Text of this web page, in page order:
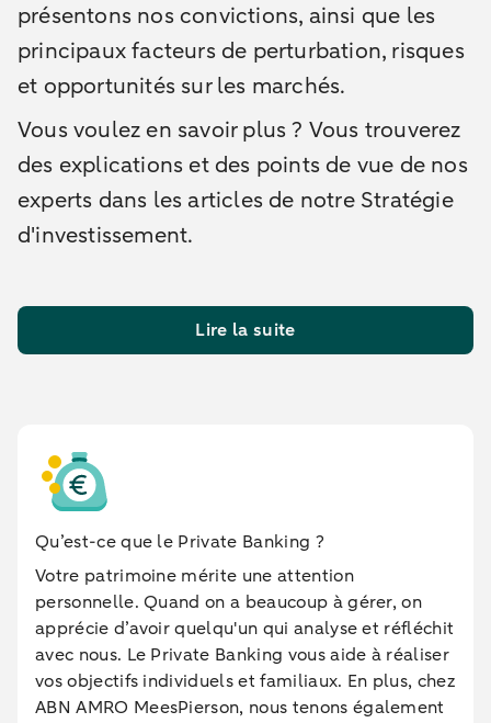
présentons nos convictions, ainsi que les
principaux facteurs de perturbation, risques
et opportunités sur les marchés.
Vous voulez en savoir plus ? Vous trouverez
des explications et des points de vue de nos
experts dans les articles de notre Stratégie
d'investissement.
Lire la suite
Qu’est-ce que le Private Banking ?
Votre patrimoine mérite une attention
personnelle. Quand on a beaucoup à gérer, on
apprécie d’avoir quelqu'un qui analyse et réfléchit
avec nous. Le Private Banking vous aide à réaliser
vos objectifs individuels et familiaux. En plus, chez
ABN AMRO MeesPierson, nous tenons également